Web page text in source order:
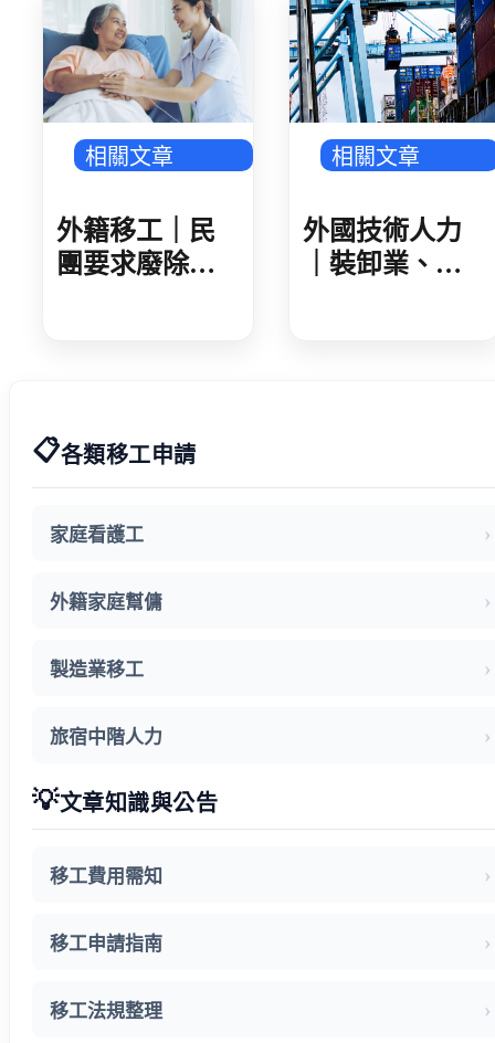
傳產回溫
相關文章
外籍移工｜民
團要求廢除家
相關文章
外國技術人力
｜裝卸業、集
📋各類移工申請
家庭看護工
外籍家庭幫傭
製造業移工
旅宿中階人力
💡文章知識與公告
移工費用需知
移工申請指南
移工法規整理